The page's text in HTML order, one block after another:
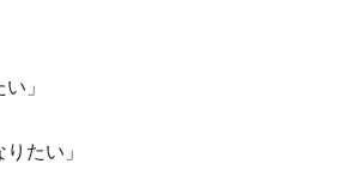
」
たい」